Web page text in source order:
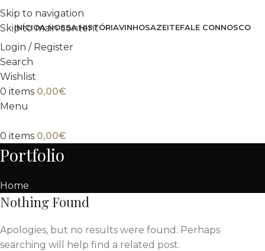
Skip to navigation
Skip to main content
INÍCIOA NOSSA HISTÓRIAVINHOSAZEITEFALE CONNOSCO
Login / Register
Search
Wishlist
0 items 0,00€
Menu
0 items 0,00€
Portfolio
Home
Nothing Found
Apologies, but no results were found. Perhaps
searching will help find a related post.